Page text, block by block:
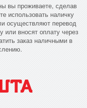
вы проживаете, сделав
использовать наличку
осуществляют перевод
или вносят оплату через
заказ наличными в